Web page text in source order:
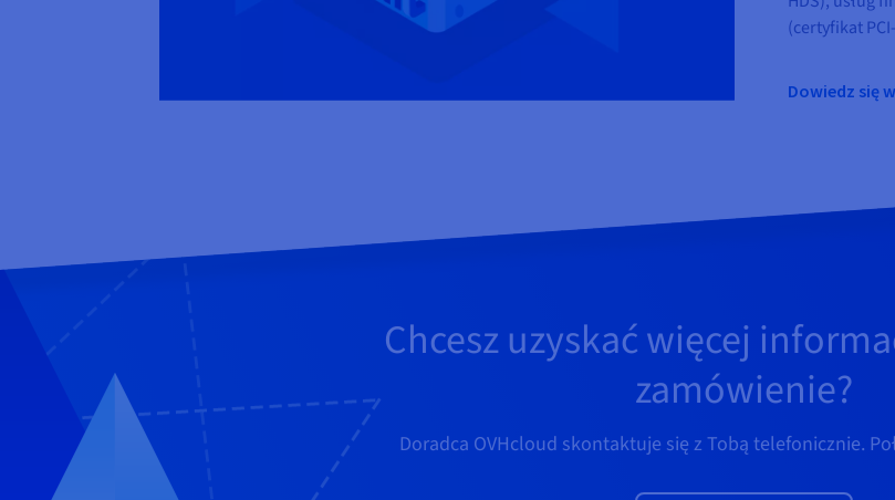
(certyfikat
Dowiedz się
Chcesz uzyskać więcej
zamówienie?
Doradca OVHcloud skontaktuje się z Tobą telefonicznie.